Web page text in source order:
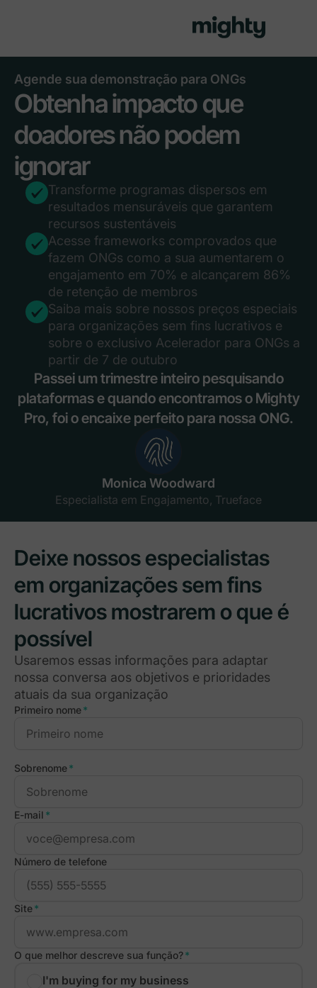
Agende sua demonstração para ONGs
Obtenha impacto que
doadores não podem
ignorar
Transforme programas dispersos em
resultados mensuráveis que garantem
recursos sustentáveis
Acesse frameworks comprovados que
fazem ONGs como a sua aumentarem o
engajamento em 70% e alcançarem 86%
de retenção de membros
Saiba mais sobre nossos preços especiais
para organizações sem fins lucrativos e
sobre o exclusivo Acelerador para ONGs a
partir de 7 de outubro
Passei um trimestre inteiro pesquisando
plataformas e quando encontramos o Mighty
Pro, foi o encaixe perfeito para nossa ONG.
Monica Woodward
Especialista em Engajamento, Trueface
Deixe nossos especialistas
em organizações sem fins
lucrativos mostrarem o que é
possível
Usaremos essas informações para adaptar
nossa conversa aos objetivos e prioridades
atuais da sua organização
Primeiro nome*
Sobrenome*
E-mail *
Número de telefone
Site*
O que melhor descreve sua função?*
I'm buying for my business